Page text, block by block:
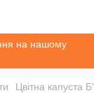
на нашому
Цвітна капуста